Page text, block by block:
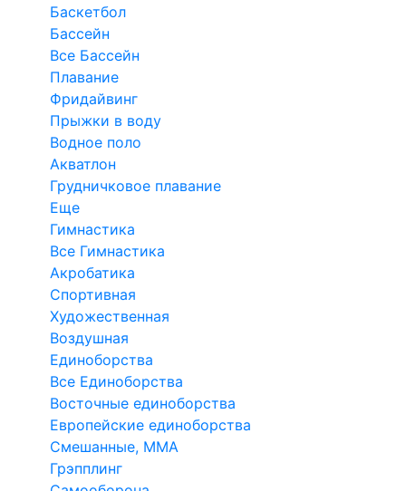
Баскетбол
Бассейн
Все Бассейн
Плавание
Фридайвинг
Прыжки в воду
Водное поло
Акватлон
Грудничковое плавание
Еще
Гимнастика
Все Гимнастика
Акробатика
Спортивная
Художественная
Воздушная
Единоборства
Все Единоборства
Восточные единоборства
Европейские единоборства
Смешанные, ММА
Грэпплинг